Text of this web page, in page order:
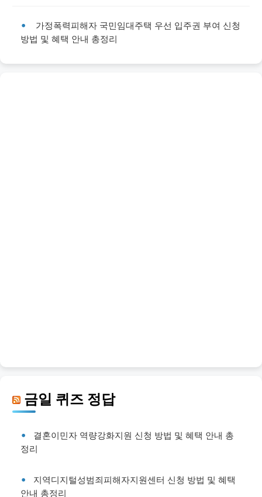
가정폭력피해자 국민임대주택 우선 입주권 부여 신청
방법 및 혜택 안내 총정리
금일 퀴즈 정답
결혼이민자 역량강화지원 신청 방법 및 혜택 안내 총
정리
지역디지털성범죄피해자지원센터 신청 방법 및 혜택
안내 총정리